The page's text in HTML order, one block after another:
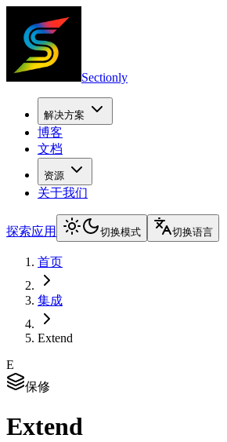
Sectionly
解决方案
博客
文档
资源
关于我们
探索应用 切换模式 切换语言
首页
集成
Extend
E
保修
Extend